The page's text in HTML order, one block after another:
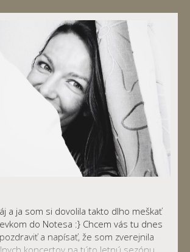
a ja som si dovolila takto dlho meškať
do Notesa :} Chcem vás tu dnes
a napísať, že som zverejnila
koncertov na túto letnú sezónu.